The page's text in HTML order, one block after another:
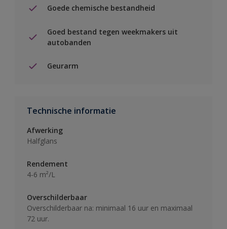
Goede chemische bestandheid
Goed bestand tegen weekmakers uit
autobanden
Geurarm
Technische informatie
Afwerking
Halfglans
Rendement
4-6 m²/L
Overschilderbaar
Overschilderbaar na: minimaal 16 uur en maximaal
72 uur.